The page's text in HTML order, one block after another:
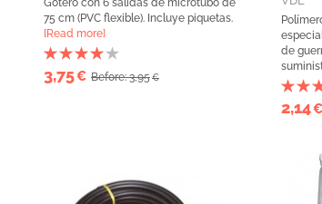
Gotero con 6 salidas de microtubo de
75 cm (PVC flexible). Incluye piquetas.
[Read more]
3,75€ Before: 3,95€
de
2,14€